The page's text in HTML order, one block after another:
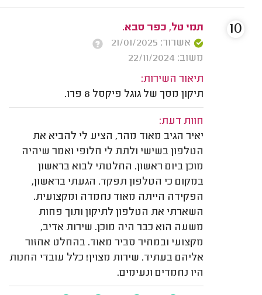
תמי טל, כפר סבא.
אשרור: 21/01/2025
משוב: 22/11/2024
תיאור השירות:
תיקון מסך של גוגל פיקסל 8 פרו.
חוות דעת:
יאיר הגיב מאוד מהר, הציע לי להביא את
הטלפון בשישי ולתת לי חלופי ואמר שיהיה
מוכן ביום ראשון. החלטתי לבוא בראשון
במקום כי הטלפון תפקד. הגעתי בראשון,
הפקידה הייתה מאוד נחמדה ומקצועית.
השארתי את הטלפון לתיקון ותוך פחות
משעה הוא כבר היה מוכן. שירות אדיב,
מקצועי ובמחיר סביר מאוד. בהחלט אחזור
אליהם בעתיד. שירות מצוין! כלל עובדי החנות
היו נחמדים ונעימים.
10